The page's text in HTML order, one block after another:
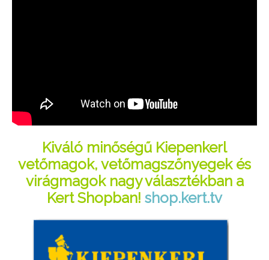
Kiváló minőségű Kiepenkerl
vetőmagok, vetőmagszőnyegek és
virágmagok nagy választékban a
Kert Shopban! shop.kert.tv